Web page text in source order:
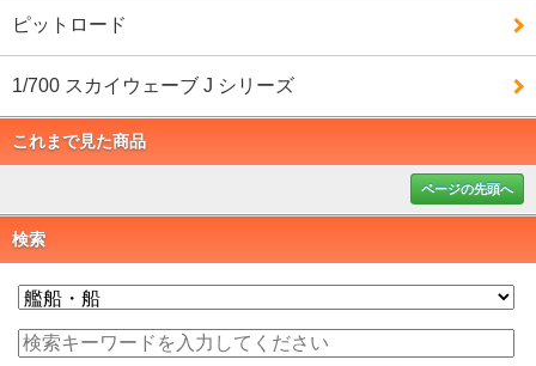
ピットロード
1/700 スカイウェーブ J シリーズ
これまで見た商品
ページの先頭へ
検索